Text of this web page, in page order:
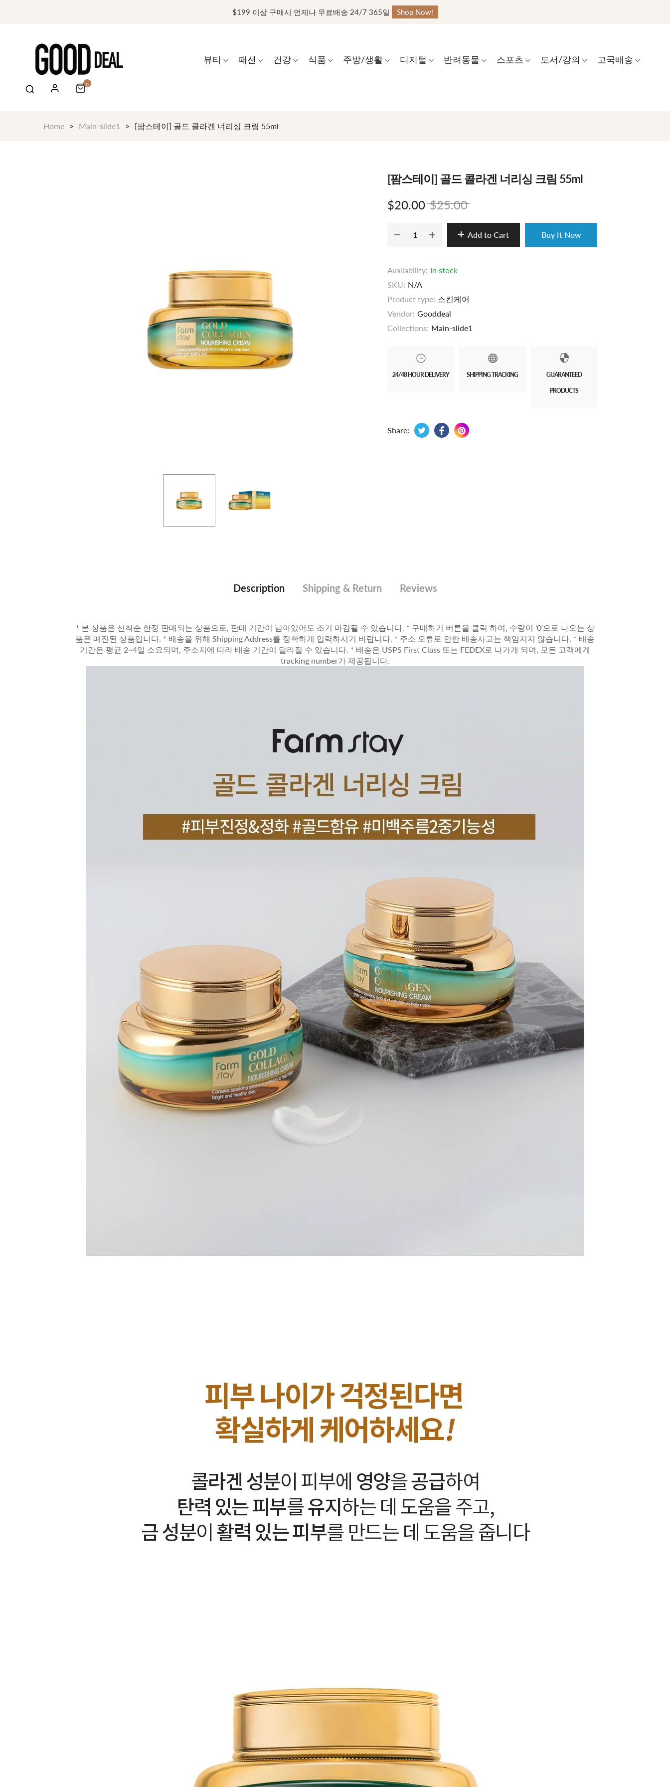
$199 이상 구매시 언제나 무료배송 24/7 365일 Shop Now!
뷰티 패션 건강 식품 주방/생활 디지털 반려동물 스포츠 도서/강의 고국배송
0
Home Main-slide1 [팜스테이] 골드 콜라겐 너리싱 크림 55ml
[팜스테이] 골드 콜라겐 너리싱 크림 55ml
$20.00 $25.00
Add to Cart Buy It Now
Availability: In stock
SKU: N/A
Product type: 스킨케어
Vendor: Gooddeal
Collections: Main-slide1
24/48 HOUR DELIVERY SHIPPING TRACKING GUARANTEED
PRODUCTS
Share: Tweet on Twitter
Opens in a new window.
Share on Facebook
Opens in a new window.
Pin on Pinterest
Opens in a new window.
Description Shipping & Return Reviews
* 본 상품은 선착순 한정 판매되는 상품으로, 판매 기간이 남아있어도 조기 마감될 수 있습니다. * 구매하기 버튼을 클릭 하여, 수량이 '0'으로 나오는 상
품은 매진된 상품입니다. * 배송을 위해 Shipping Address를 정확하게 입력하시기 바랍니다. * 주소 오류로 인한 배송사고는 책임지지 않습니다. * 배송
기간은 평균 2~4일 소요되며, 주소지에 따라 배송 기간이 달라질 수 있습니다. * 배송은 USPS First Class 또는 FEDEX로 나가게 되며, 모든 고객에게
tracking number가 제공됩니다.